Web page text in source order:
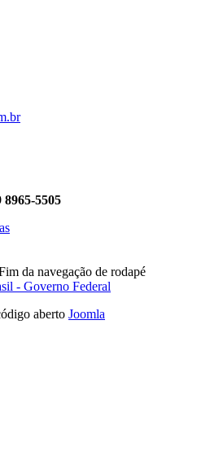
.br
8965-5505
da navegação de rodapé
aberto Joomla